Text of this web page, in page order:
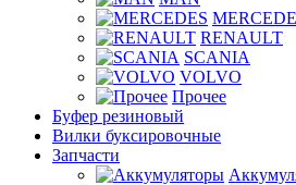
RENAULT
SCANIA
VOLVO
Прочее
Буфер резиновый
Вилки буксировочные
Запчасти